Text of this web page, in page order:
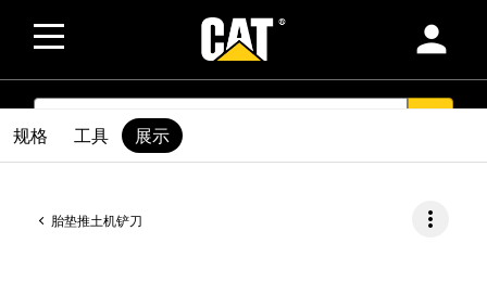
person
SEARCH
胎垫推土机铲刀 more_vert
规格 工具 展示